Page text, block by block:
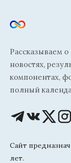
Рассказываем
новостях,
компонентах,
полный
Сайт
лет.